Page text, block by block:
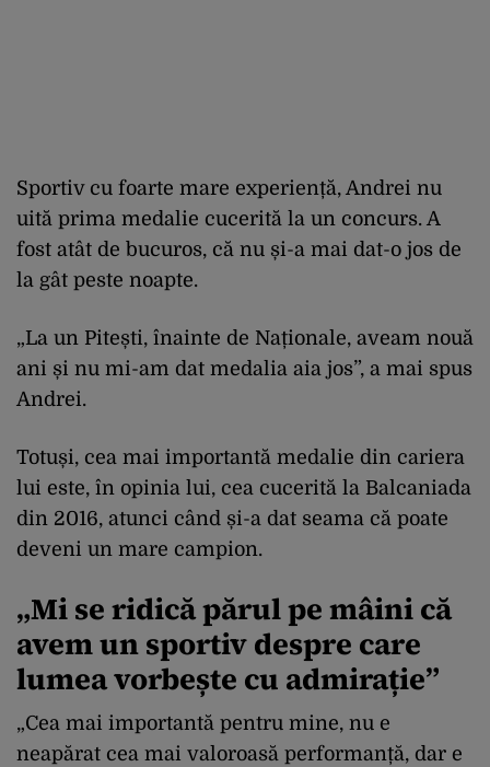
Sportiv cu foarte mare experiență, Andrei nu
uită prima medalie cucerită la un concurs. A
fost atât de bucuros, că nu și-a mai dat-o jos de
la gât peste noapte.
„La un Pitești, înainte de Naționale, aveam nouă
ani și nu mi-am dat medalia aia jos”, a mai spus
Andrei.
Totuși, cea mai importantă medalie din cariera
lui este, în opinia lui, cea cucerită la Balcaniada
din 2016, atunci când și-a dat seama că poate
deveni un mare campion.
„Mi se ridică părul pe mâini că
avem un sportiv despre care
lumea vorbește cu admirație”
„Cea mai importantă pentru mine, nu e
neapărat cea mai valoroasă performanță, dar e